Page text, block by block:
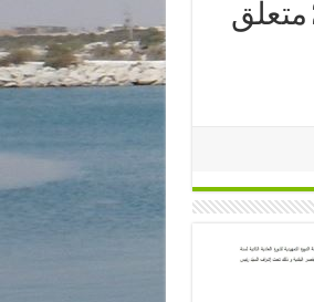
المرسوم عدد 41 لسنة 2011 المؤرخ في 26 ماي 2011 متعلق